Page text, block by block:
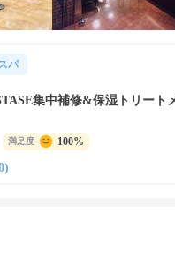
パ
集中補修&保湿トリート
満足度 100%